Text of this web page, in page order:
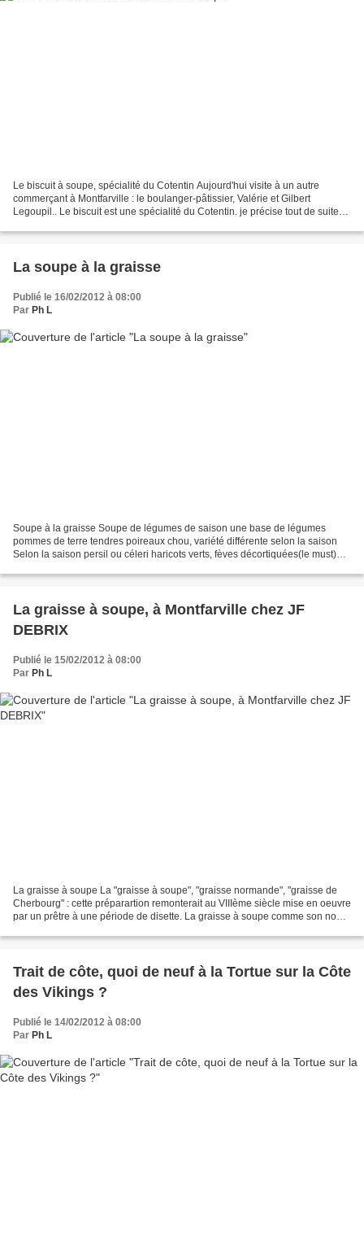
Le biscuit à soupe, spécialité du Cotentin Aujourd'hui visite à un autre
commerçant à Montfarville : le boulanger-pâtissier, Valérie et Gilbert
Legoupil.. Le biscuit est une spécialité du Cotentin. je précise tout de suite
La soupe à la graisse
Publié le 16/02/2012 à 08:00
Par Ph L
Soupe à la graisse Soupe de légumes de saison une base de légumes
pommes de terre tendres poireaux chou, variété différente selon la saison
Selon la saison persil ou céleri haricots verts, fèves décortiquées(le must)
La graisse à soupe, à Montfarville chez JF
DEBRIX
Publié le 15/02/2012 à 08:00
Par Ph L
La graisse à soupe La "graisse à soupe", "graisse normande", "graisse de
Cherbourg" : cette préparartion remonterait au VIIIème siècle mise en oeuvre
par un prêtre à une période de disette. La graisse à soupe comme son nom
Trait de côte, quoi de neuf à la Tortue sur la Côte
des Vikings ?
Publié le 14/02/2012 à 08:00
Par Ph L